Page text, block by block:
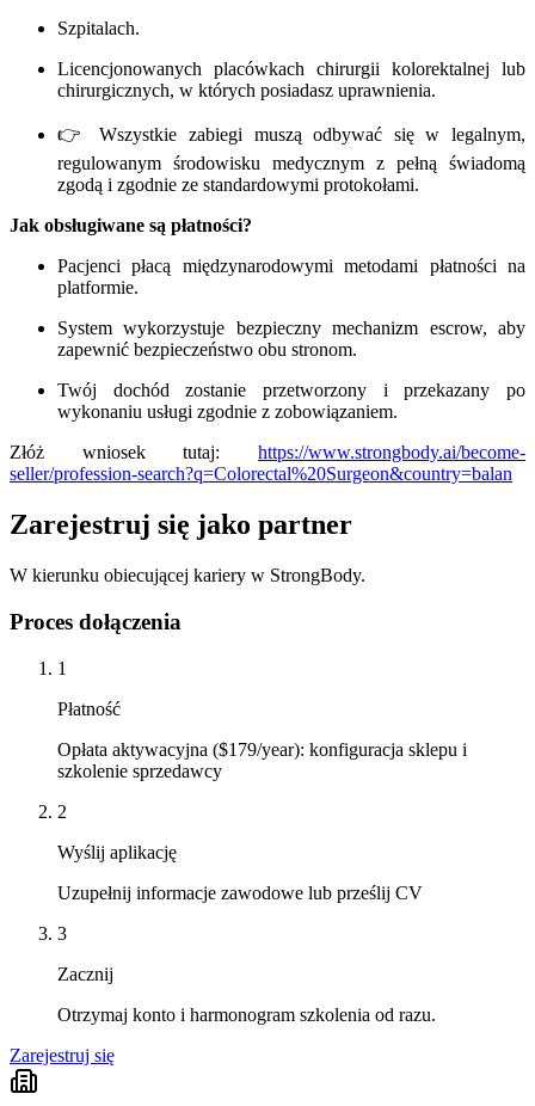
Szpitalach.
Licencjonowanych placówkach chirurgii kolorektalnej lub
chirurgicznych, w których posiadasz uprawnienia.
👉 Wszystkie zabiegi muszą odbywać się w legalnym,
regulowanym środowisku medycznym z pełną świadomą
zgodą i zgodnie ze standardowymi protokołami.
Jak obsługiwane są płatności?
Pacjenci płacą międzynarodowymi metodami płatności na
platformie.
System wykorzystuje bezpieczny mechanizm escrow, aby
zapewnić bezpieczeństwo obu stronom.
Twój dochód zostanie przetworzony i przekazany po
wykonaniu usługi zgodnie z zobowiązaniem.
Złóż wniosek tutaj: https://www.strongbody.ai/become-
seller/profession-search?q=Colorectal%20Surgeon&country=balan
Zarejestruj się jako partner
W kierunku obiecującej kariery w StrongBody.
Proces dołączenia
1
Płatność
Opłata aktywacyjna ($179/year): konfiguracja sklepu i
szkolenie sprzedawcy
2
Wyślij aplikację
Uzupełnij informacje zawodowe lub prześlij CV
3
Zacznij
Otrzymaj konto i harmonogram szkolenia od razu.
Zarejestruj się